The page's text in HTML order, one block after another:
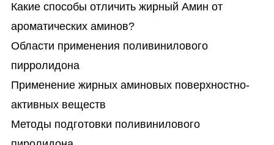
Какие способы отличить жирный Амин от
ароматических аминов?
Области применения поливинилового
пирролидона
Применение жирных аминовых поверхностно-
активных веществ
Методы подготовки поливинилового